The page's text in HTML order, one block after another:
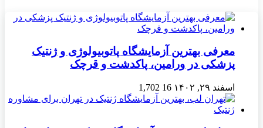
معرفی بهترین آزمایشگاه پاتوبیولوژی و ژنتیک
پزشکی در ورامین، پاکدشت و قرچک
اسفند ۲۹, ۱۴۰۲ 16
1,702